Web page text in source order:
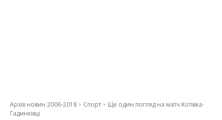
Архів новин 2006-2018 Спорт
Ще один погляд на матч Котівка-
Гадинківці